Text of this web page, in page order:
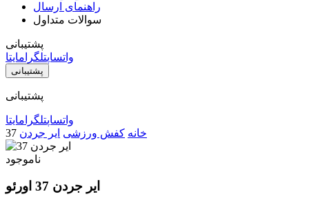
راهنمای ارسال
سوالات متداول
پشتیبانی
واتساپتلگرامایتا
پشتیبانی
پشتیبانی
واتساپتلگرامایتا
خانه کفش ورزشی ایر جردن 37
ناموجود
ایر جردن 37 اورئو